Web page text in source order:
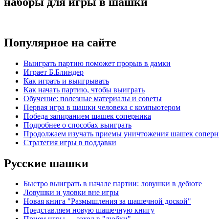
Популярное на сайте
Выиграть партию поможет прорыв в дамки
Играет Б.Блиндер
Как играть и выигрывать
Как начать партию, чтобы выиграть
Обучение: полезные материалы и советы
Первая игра в шашки человека с компьютером
Победа запиранием шашек соперника
Подробнее о способах выиграть
Продолжаем изучать приемы уничтожения шашек
Стратегия игры в поддавки
Русские шашки
Быстро выиграть в начале партии: ловушки в дебюте
Ловушки и уловки вне игры
Новая книга "Размышления за шашечной доской"
Представляем новую шашечную книгу